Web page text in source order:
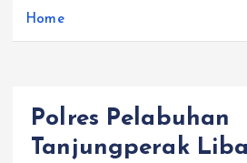
Home
Polres Pelabuhan
Tanjungperak